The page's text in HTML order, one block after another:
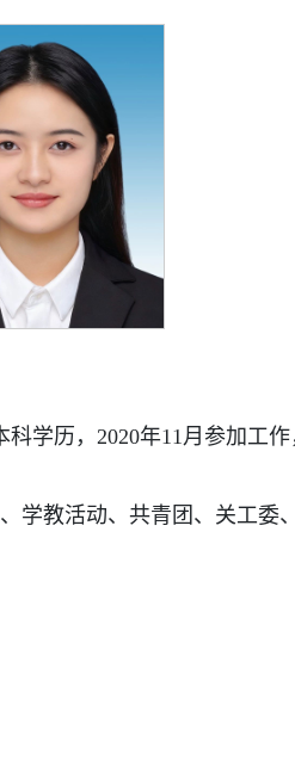
学历，2020年11月参加工
学教活动、共青团、关工委